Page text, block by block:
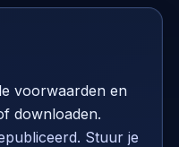
voorwaarden en
downloaden.
Stuur je